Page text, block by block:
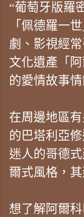
“葡萄牙版羅
「佩德羅一
劇、影視經
文化遺產「
的愛情故事情
在周邊地區
的巴塔利亞
迷人的哥德
爾式風格，
想了解阿爾